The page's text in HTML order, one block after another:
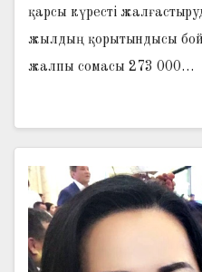
қарсы күресті
жылдың қорытындысы
жалпы сомасы 273 000…